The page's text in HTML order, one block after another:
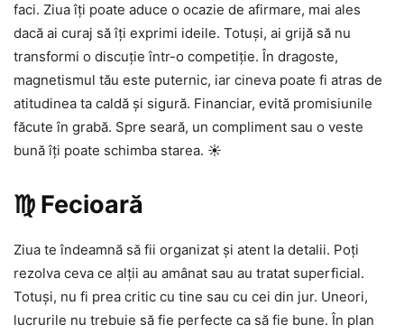
faci. Ziua îți poate aduce o ocazie de afirmare, mai ales
dacă ai curaj să îți exprimi ideile. Totuși, ai grijă să nu
transformi o discuție într-o competiție. În dragoste,
magnetismul tău este puternic, iar cineva poate fi atras de
atitudinea ta caldă și sigură. Financiar, evită promisiunile
făcute în grabă. Spre seară, un compliment sau o veste
bună îți poate schimba starea. ☀️
♍ Fecioară
Ziua te îndeamnă să fii organizat și atent la detalii. Poți
rezolva ceva ce alții au amânat sau au tratat superficial.
Totuși, nu fi prea critic cu tine sau cu cei din jur. Uneori,
lucrurile nu trebuie să fie perfecte ca să fie bune. În plan